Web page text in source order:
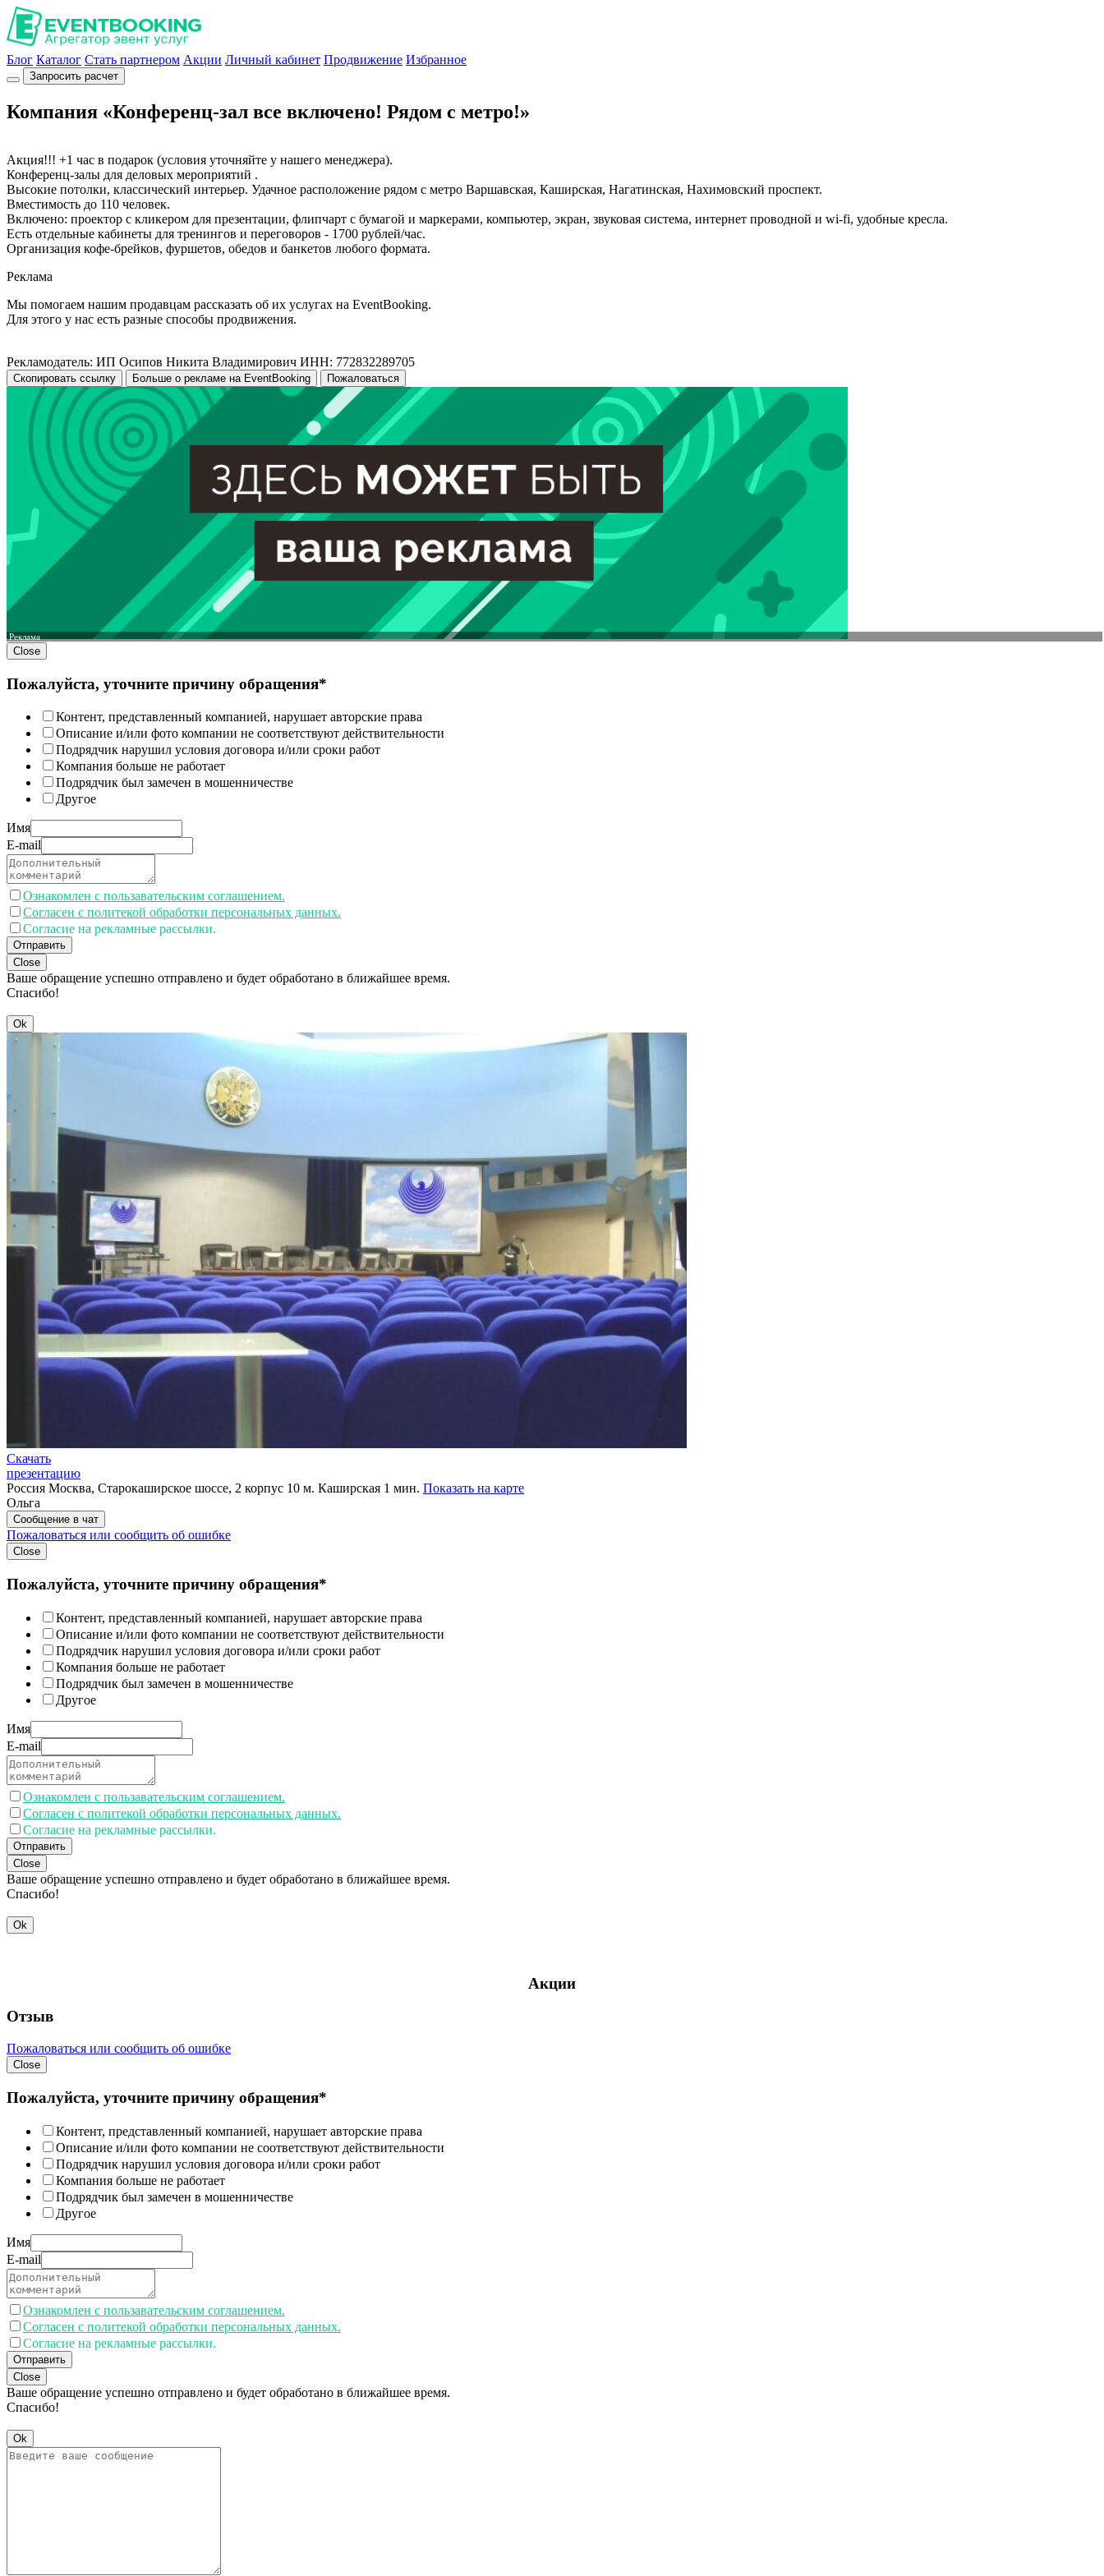
Блог Каталог Стать партнером Акции Личный кабинет Продвижение Избранное
Запросить расчет
Компания «Конференц-зал все включено! Рядом с метро!»
Акция!!! +1 час в подарок (условия уточняйте у нашего менеджера).
Конференц-залы для деловых мероприятий .
Высокие потолки, классический интерьер. Удачное расположение рядом с метро Варшавская, Каширская, Нагатинская, Нахимовский проспект.
Вместимость до 110 человек.
Включено: проектор с кликером для презентации, флипчарт с бумагой и маркерами, компьютер, экран, звуковая система, интернет проводной и wi-fi, удобные кресла.
Есть отдельные кабинеты для тренингов и переговоров - 1700 рублей/час.
Организация кофе-брейков, фуршетов, обедов и банкетов любого формата.
Реклама
Мы помогаем нашим продавцам рассказать об их услугах на EventBooking.
Для этого у нас есть разные способы продвижения.
Рекламодатель: ИП Осипов Никита Владимирович ИНН: 772832289705
Скопировать ссылку Больше о рекламе на EventBooking Пожаловаться
Реклама
Close
Пожалуйста, уточните причину обращения*
Контент, представленный компанией, нарушает авторские права
Описание и/или фото компании не соответствуют действительности
Подрядчик нарушил условия договора и/или сроки работ
Компания больше не работает
Подрядчик был замечен в мошенничестве
Другое
Имя
E-mail
Ознакомлен с пользавательским соглашением.
Согласен с политекой обработки персональных данных.
Согласие на рекламные рассылки.
Отправить
Close
Ваше обращение успешно отправлено и будет обработано в ближайшее время.
Спасибо!
Ok
Скачать
презентацию
Россия Москва, Старокаширское шоссе, 2 корпус 10 м. Каширская 1 мин. Показать на карте
Ольга
Сообщение в чат
Пожаловаться или сообщить об ошибке
Close
Пожалуйста, уточните причину обращения*
Контент, представленный компанией, нарушает авторские права
Описание и/или фото компании не соответствуют действительности
Подрядчик нарушил условия договора и/или сроки работ
Компания больше не работает
Подрядчик был замечен в мошенничестве
Другое
Имя
E-mail
Ознакомлен с пользавательским соглашением.
Согласен с политекой обработки персональных данных.
Согласие на рекламные рассылки.
Отправить
Close
Ваше обращение успешно отправлено и будет обработано в ближайшее время.
Спасибо!
Ok
Акции
Отзыв
Пожаловаться или сообщить об ошибке
Close
Пожалуйста, уточните причину обращения*
Контент, представленный компанией, нарушает авторские права
Описание и/или фото компании не соответствуют действительности
Подрядчик нарушил условия договора и/или сроки работ
Компания больше не работает
Подрядчик был замечен в мошенничестве
Другое
Имя
E-mail
Ознакомлен с пользавательским соглашением.
Согласен с политекой обработки персональных данных.
Согласие на рекламные рассылки.
Отправить
Close
Ваше обращение успешно отправлено и будет обработано в ближайшее время.
Спасибо!
Ok